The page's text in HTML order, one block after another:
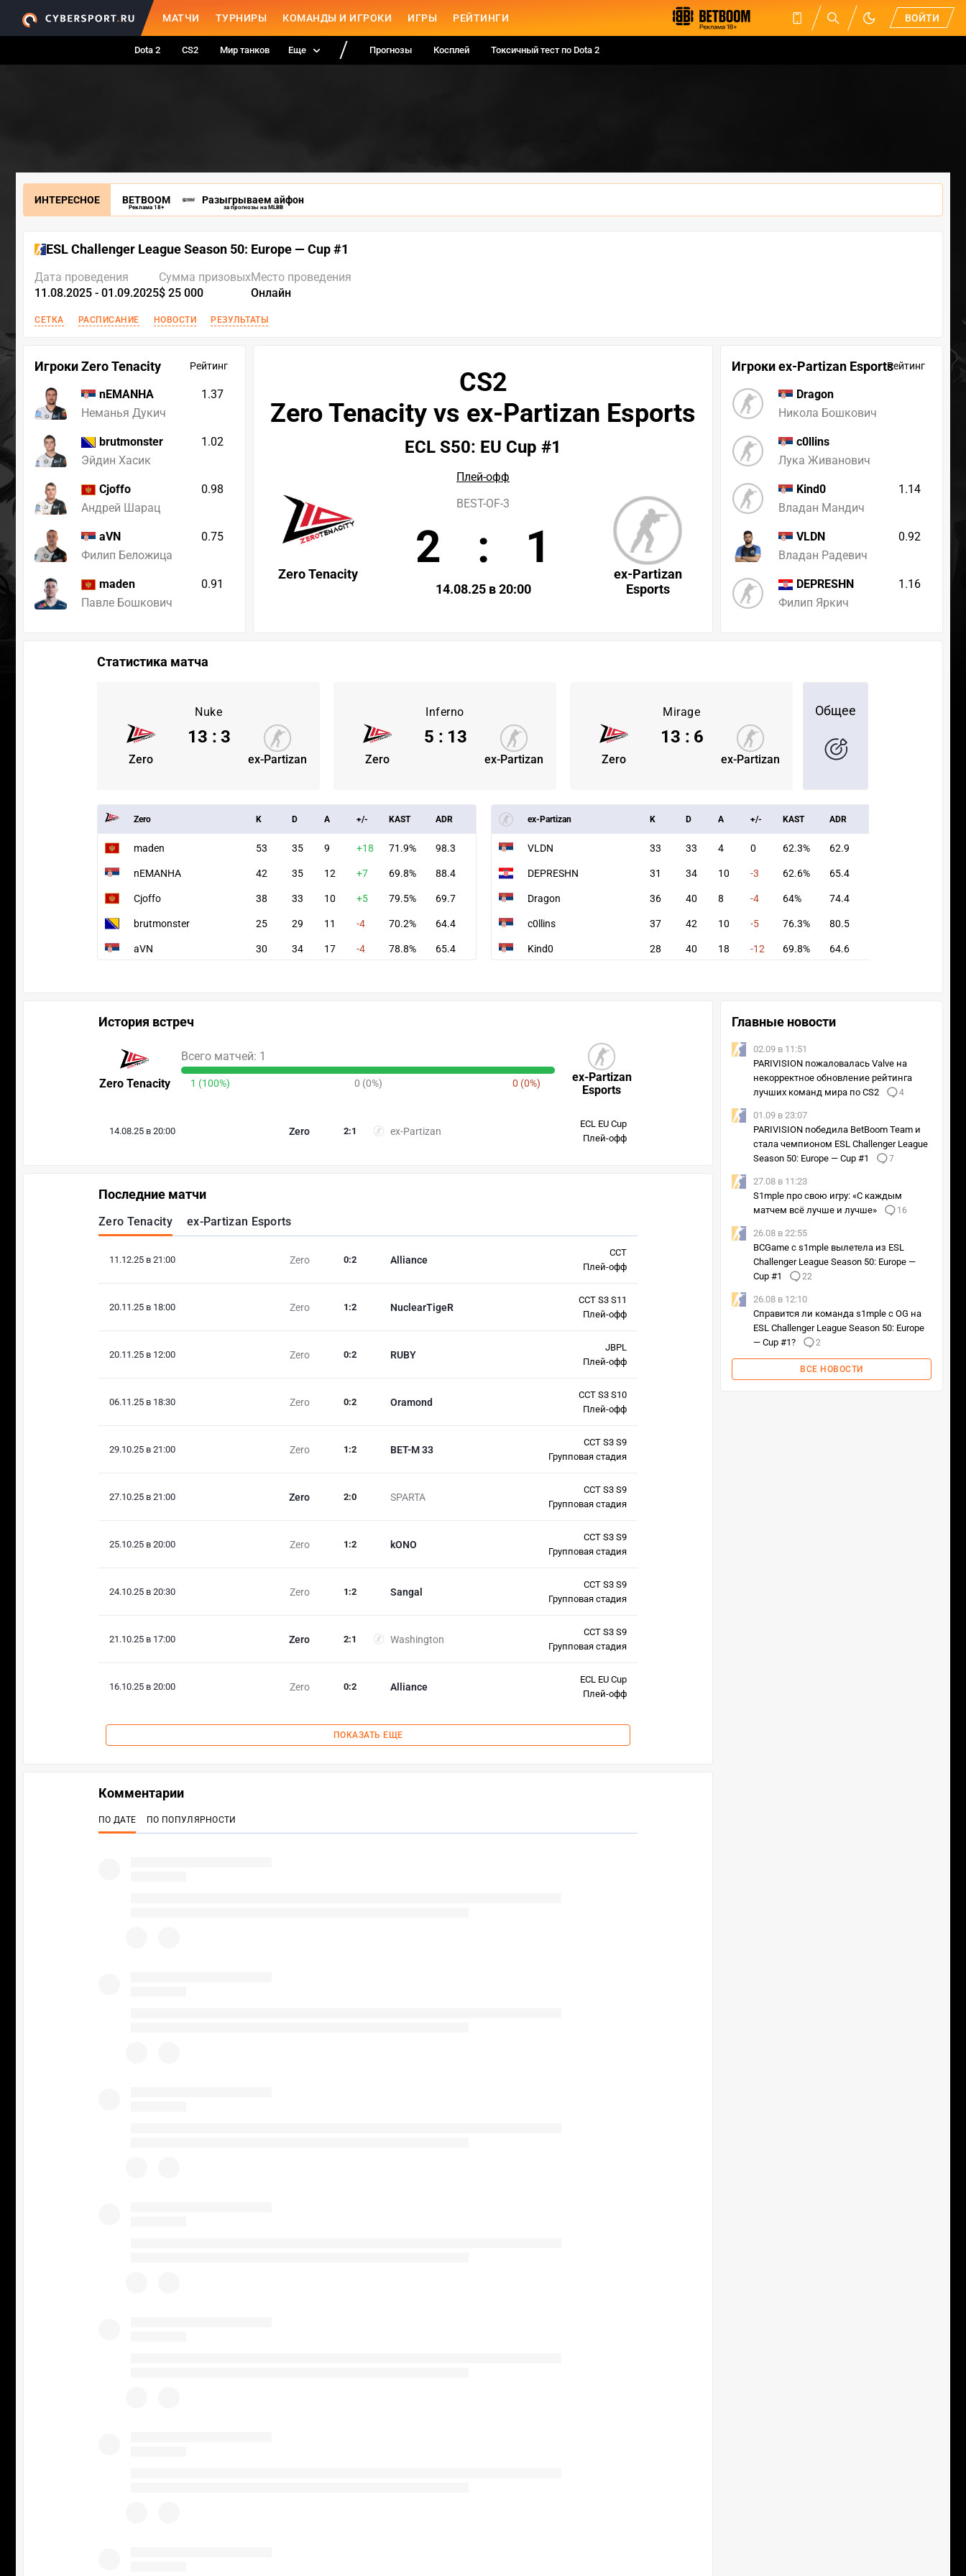
МАТЧИ ТУРНИРЫ КОМАНДЫ И ИГРОКИ ИГРЫ РЕЙТИНГИ ВОЙТИ
Dota 2 CS2 Мир танков Еще Прогнозы Косплей Токсичный тест по Dota 2
ИНТЕРЕСНОЕ BETBOOM
Реклама 18+
Разыгрываем айфон
за прогнозы на MLBB
ESL Challenger League Season 50: Europe — Cup #1
Дата проведения
11.08.2025 - 01.09.2025
Сумма призовых
$ 25 000
Место проведения
Онлайн
СЕТКА РАСПИСАНИЕ НОВОСТИ РЕЗУЛЬТАТЫ
Игроки Zero Tenacity Рейтинг
nEMANHA
Неманья Дукич
1.37
brutmonster
Эйдин Хасик
1.02
Cjoffo
Андрей Шарац
0.98
aVN
Филип Беложица
0.75
maden
Павле Бошкович
0.91
Игроки ex-Partizan EsportsРейтинг
Dragon
Никола Бошкович
c0llins
Лука Живанович
Kind0
Владан Мандич
1.14
VLDN
Владан Радевич
0.92
DEPRESHN
Филип Яркич
1.16
CS2
Zero Tenacity vs ex-Partizan Esports
ECL S50: EU Cup #1
Плей-офф
Zero Tenacity
ex-Partizan
Esports
BEST-OF-3
2 : 1
14.08.25 в 20:00
Статистика матча
Nuke
Zero ex-Partizan
13 : 3
Inferno
Zero ex-Partizan
5 : 13
Mirage
Zero ex-Partizan
13 : 6
Общее
Zero K D A +/- KAST ADR
maden 53 35 9 +18 71.9% 98.3
nEMANHA 42 35 12 +7 69.8% 88.4
Cjoffo 38 33 10 +5 79.5% 69.7
brutmonster 25 29 11 -4 70.2% 64.4
aVN 30 34 17 -4 78.8% 65.4
ex-Partizan K D A +/- KAST ADR
VLDN 33 33 4 0 62.3% 62.9
DEPRESHN 31 34 10 -3 62.6% 65.4
Dragon 36 40 8 -4 64% 74.4
c0llins 37 42 10 -5 76.3% 80.5
Kind0 28 40 18 -12 69.8% 64.6
История встреч
Zero Tenacity
ex-Partizan
Esports
Всего матчей: 1
1 (100%) 0 (0%) 0 (0%)
14.08.25 в 20:00 Zero ex-Partizan
2:1
ECL EU Cup
Плей-офф
Последние матчи
Zero Tenacity ex-Partizan Esports
11.12.25 в 21:00 Zero Alliance
0:2
CCT
Плей-офф
20.11.25 в 18:00 Zero NuclearTigeR
1 :2
CCT S3 S11
Плей-офф
20.11.25 в 12:00 Zero RUBY
0:2
JBPL
Плей-офф
06.11.25 в 18:30 Zero Oramond
0:2
CCT S3 S10
Плей-офф
29.10.25 в 21:00 Zero BET-M 33
1 :2
CCT S3 S9
Групповая стадия
27.10.25 в 21:00 Zero SPARTA
2:0
CCT S3 S9
Групповая стадия
25.10.25 в 20:00 Zero kONO
1 :2
CCT S3 S9
Групповая стадия
24.10.25 в 20:30 Zero Sangal
1 :2
CCT S3 S9
Групповая стадия
21.10.25 в 17:00 Zero Washington
2:1
CCT S3 S9
Групповая стадия
16.10.25 в 20:00 Zero Alliance
0:2
ECL EU Cup
Плей-офф
ПОКАЗАТЬ ЕЩЕ
Главные новости
02.09 в 11:51
PARIVISION пожаловалась Valve на
некорректное обновление рейтинга
лучших команд мира по CS2
4
01.09 в 23:07
PARIVISION победила BetBoom Team и
стала чемпионом ESL Challenger League
Season 50: Europe — Cup #1
7
27.08 в 11:23
S1mple про свою игру: «С каждым
матчем всё лучше и лучше»
16
26.08 в 22:55
BCGame с s1mple вылетела из ESL
Challenger League Season 50: Europe —
Cup #1
22
26.08 в 12:10
Справится ли команда s1mple с OG на
ESL Challenger League Season 50: Europe
— Cup #1?
2
ВСЕ НОВОСТИ
Комментарии
ПО ДАТЕ ПО ПОПУЛЯРНОСТИ